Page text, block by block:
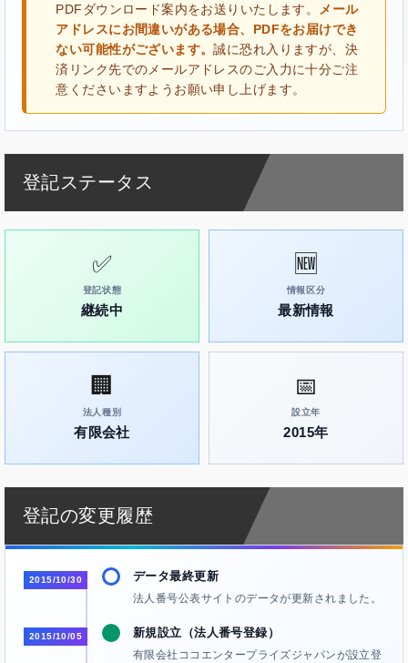
PDFダウンロード案内をお送りいたします。
メール
アドレスにお間違いがある場合、PDFをお届けでき
ない可能性がございます。誠に恐れ入りますが、決
済リンク先でのメールアドレスのご入力に十分ご注
意くださいますようお願い申し上げます。
登記ステータス
✅
登記状態
継続中
🆕
情報区分
最新情報
🏢
法人種別
有限会社
📅
設立年
2015年
登記の変更履歴
2015/10/30 データ最終更新
法人番号公表サイトのデータが更新されました。
2015/10/05 新規設立（法人番号登録）
有限会社ココエンタープライズジャパンが設立登